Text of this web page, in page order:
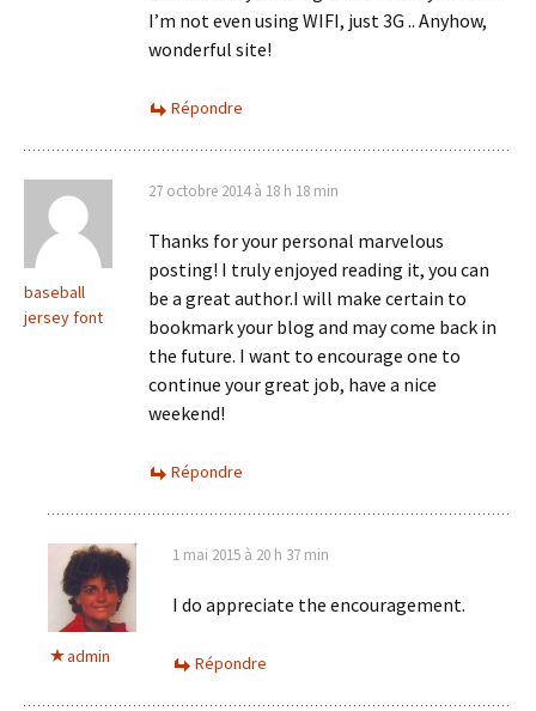
I’m not even using WIFI, just 3G .. Anyhow,
wonderful site!
Répondre
baseball
jersey font
27 octobre 2014 à 18 h 18 min
Thanks for your personal marvelous
posting! I truly enjoyed reading it, you can
be a great author.I will make certain to
bookmark your blog and may come back in
the future. I want to encourage one to
continue your great job, have a nice
weekend!
Répondre
admin
1 mai 2015 à 20 h 37 min
I do appreciate the encouragement.
Répondre